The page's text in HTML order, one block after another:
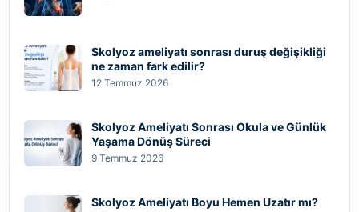
Skolyoz ameliyatı sonrası duruş değişikliği
ne zaman fark edilir?
12 Temmuz 2026
Skolyoz Ameliyatı Sonrası Okula ve Günlük
Yaşama Dönüş Süreci
9 Temmuz 2026
Skolyoz Ameliyatı Boyu Hemen Uzatır mı?